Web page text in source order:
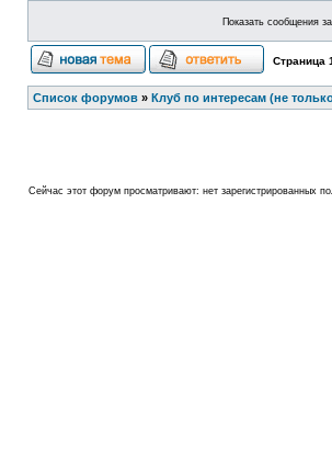
Показать сообщения
Страница
Список форумов » Клуб по интересам (не
Сейчас этот форум просматривают: нет зарегистрированных